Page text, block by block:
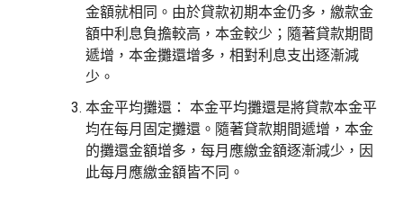
金額就相同。由於貸款初期本金仍多，繳款金
額中利息負擔較高，本金較少；隨著貸款期間
遞增，本金攤還增多，相對利息支出逐漸減
少。
本金平均攤還： 本金平均攤還是將貸款本金平
均在每月固定攤還。隨著貸款期間遞增，本金
的攤還金額增多，每月應繳金額逐漸減少，因
此每月應繳金額皆不同。